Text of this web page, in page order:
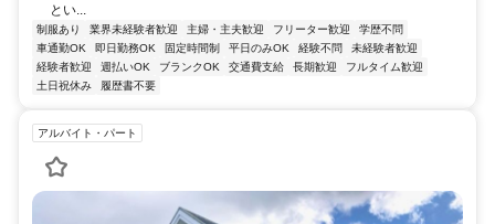
とい...
制服あり 業界未経験者歓迎 主婦・主夫歓迎 フリーター歓迎
学歴不問
車通勤OK
即日勤務OK 固定時間制 平日のみOK 経験不問
未経験者歓迎
経験者歓迎
週払いOK ブランクOK 交通費支給 長期歓迎
フルタイム歓迎
土日祝休み
履歴書不要
アルバイト・パート